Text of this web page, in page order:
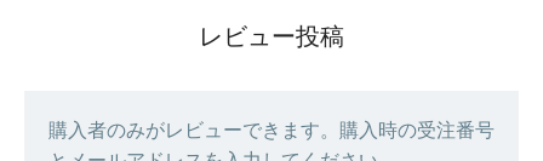
レビュー投稿
購入者のみがレビューできます。購入時の受注番号